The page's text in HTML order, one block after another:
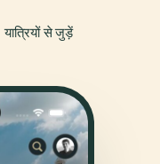
से जुड़ें